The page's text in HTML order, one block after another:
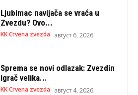
Ljubimac navijača se vraća u
Zvezdu? Ovo...
KK Crvena zvezda август 6, 2026
Sprema se novi odlazak: Zvezdin
igrač velika...
KK Crvena zvezda август 4, 2026